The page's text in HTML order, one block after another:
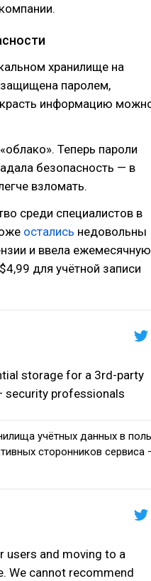
хранилище на
защищена паролем,
информацию
Теперь пароли
безопасность — в
взломать.
среди специалистов в
остались недовольны
и ввела ежемесячную
для учётной записи
storage for a 3rd-party
security professionals
учётных данных в
сторонников сервиса
users and moving to a
We cannot recommend